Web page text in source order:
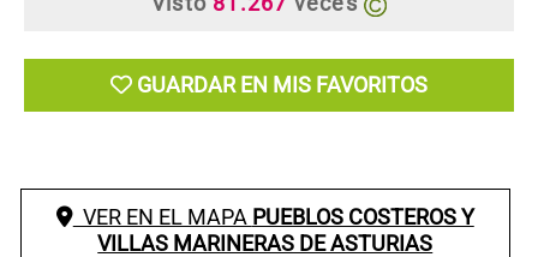
GUARDAR EN MIS FAVORITOS
VER EN EL MAPA PUEBLOS COSTEROS Y
VILLAS MARINERAS DE ASTURIAS